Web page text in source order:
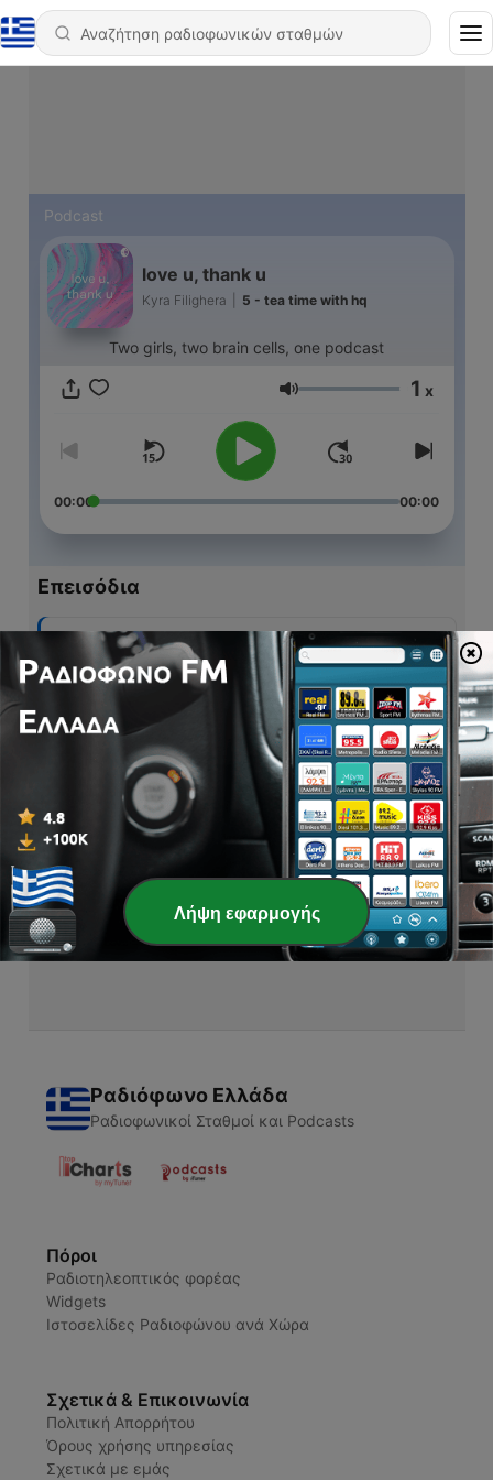
Podcast
love u, thank u
Kyra Filighera 5 - tea time with hq
Two girls, two brain cells, one podcast
Ένταση 1 x
00:00 00:00
Επεισόδια
tea time with hq
30 Απρ 2020
high school talk with ella
27 Μάρ 2020
little boy ang
27 Μάρ 2020
2 - tricks and giggles
25 Μάρ 2020
1 - get to know us
25 Μάρ 2020
Ραδιόφωνο Ελλάδα
Ραδιοφωνικοί Σταθμοί και Podcasts
Πόροι
Ραδιοτηλεοπτικός φορέας
Widgets
Ιστοσελίδες Ραδιοφώνου ανά Χώρα
Σχετικά & Επικοινωνία
Πολιτική Απορρήτου
Όρους χρήσης υπηρεσίας
Σχετικά με εμάς
Λήψη εφαρμογής